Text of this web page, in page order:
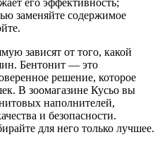
его эффективность;
заменяйте содержимое
зависят от того, какой
Бентонит — это
решение, которое
В зоомагазине Кусьо вы
наполнителей,
и безопасности.
для него только лучшее.